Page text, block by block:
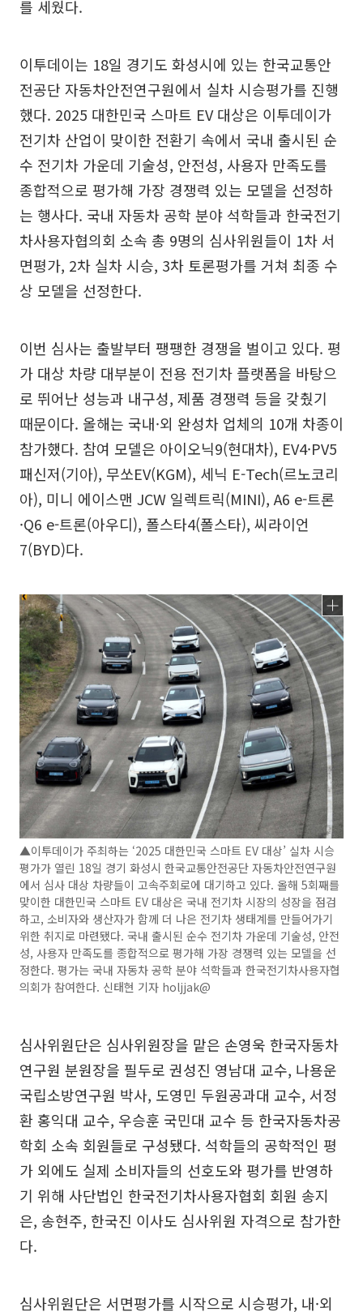
를 세웠다.
이투데이는 18일 경기도 화성시에 있는 한국교통안
전공단 자동차안전연구원에서 실차 시승평가를 진행
했다. 2025 대한민국 스마트 EV 대상은 이투데이가
전기차 산업이 맞이한 전환기 속에서 국내 출시된 순
수 전기차 가운데 기술성, 안전성, 사용자 만족도를
종합적으로 평가해 가장 경쟁력 있는 모델을 선정하
는 행사다. 국내 자동차 공학 분야 석학들과 한국전기
차사용자협의회 소속 총 9명의 심사위원들이 1차 서
면평가, 2차 실차 시승, 3차 토론평가를 거쳐 최종 수
상 모델을 선정한다.
이번 심사는 출발부터 팽팽한 경쟁을 벌이고 있다. 평
가 대상 차량 대부분이 전용 전기차 플랫폼을 바탕으
로 뛰어난 성능과 내구성, 제품 경쟁력 등을 갖췄기
때문이다. 올해는 국내·외 완성차 업체의 10개 차종이
참가했다. 참여 모델은 아이오닉9(현대차), EV4·PV5
패신저(기아), 무쏘EV(KGM), 세닉 E-Tech(르노코리
아), 미니 에이스맨 JCW 일렉트릭(MINI), A6 e-트론
·Q6 e-트론(아우디), 폴스타4(폴스타), 씨라이언
7(BYD)다.
▲이투데이가 주최하는 ‘2025 대한민국 스마트 EV 대상’ 실차 시승
평가가 열린 18일 경기 화성시 한국교통안전공단 자동차안전연구원
에서 심사 대상 차량들이 고속주회로에 대기하고 있다. 올해 5회째를
맞이한 대한민국 스마트 EV 대상은 국내 전기차 시장의 성장을 점검
하고, 소비자와 생산자가 함께 더 나은 전기차 생태계를 만들어가기
위한 취지로 마련됐다. 국내 출시된 순수 전기차 가운데 기술성, 안전
성, 사용자 만족도를 종합적으로 평가해 가장 경쟁력 있는 모델을 선
정한다. 평가는 국내 자동차 공학 분야 석학들과 한국전기차사용자협
의회가 참여한다. 신태현 기자 holjjak@
심사위원단은 심사위원장을 맡은 손영욱 한국자동차
연구원 분원장을 필두로 권성진 영남대 교수, 나용운
국립소방연구원 박사, 도영민 두원공과대 교수, 서정
환 홍익대 교수, 우승훈 국민대 교수 등 한국자동차공
학회 소속 회원들로 구성됐다. 석학들의 공학적인 평
가 외에도 실제 소비자들의 선호도와 평가를 반영하
기 위해 사단법인 한국전기차사용자협회 회원 송지
은, 송현주, 한국진 이사도 심사위원 자격으로 참가한
다.
심사위원단은 서면평가를 시작으로 시승평가, 내·외